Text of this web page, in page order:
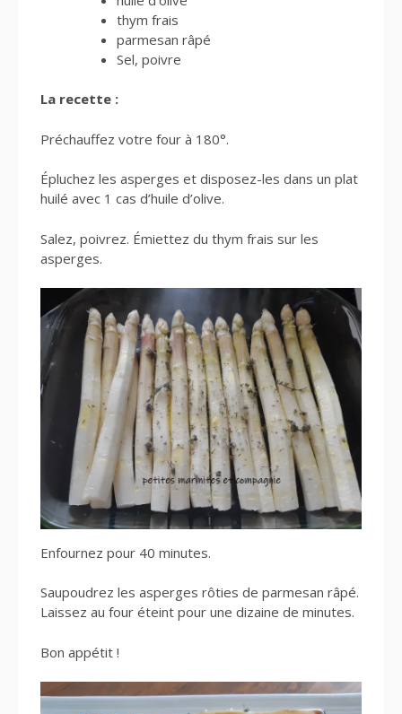
thym frais
parmesan râpé
Sel, poivre
La recette :
Préchauffez votre four à 180°.
Épluchez les asperges et disposez-les dans un plat
huilé avec 1 cas d’huile d’olive.
Salez, poivrez. Émiettez du thym frais sur les
asperges.
Enfournez pour 40 minutes.
Saupoudrez les asperges rôties de parmesan râpé.
Laissez au four éteint pour une dizaine de minutes.
Bon appétit !